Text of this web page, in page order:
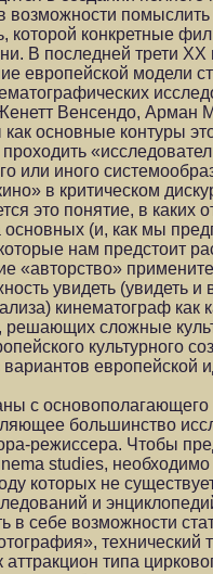
возможности помыслить
которой конкретные
В последней трети ХХ
европейской модели
Венсендо, Арман
основные контуры
или иного
в критическом
это понятие, в каких
основных (и, как мы
нам предстоит
«авторство»
увидеть (увидеть
кинематограф как
решающих сложные
культурного
европейской
с
большинство
режиссера. Чтобы
studies,
которых не
и
в себе возможности
технический
аттракцион типа